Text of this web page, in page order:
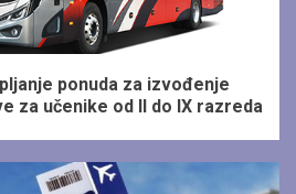
ponuda za izvođenje
za učenike od II do IX razreda